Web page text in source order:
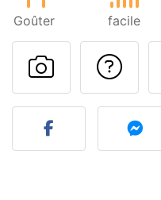
Goûter facile
Publier